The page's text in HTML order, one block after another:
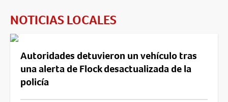
NOTICIAS LOCALES
Autoridades detuvieron un vehículo tras
una alerta de Flock desactualizada de la
policía